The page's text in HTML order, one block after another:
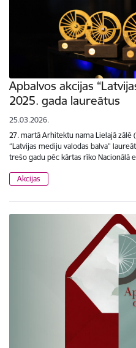
Apbalvos akcijas
2025. gada laureātus
25.03.2026.
27. martā Arhitektu nama Lielajā zālē
“Latvijas mediju valodas balva”
trešo gadu pēc kārtas rīko Nacionālā
Akcijas